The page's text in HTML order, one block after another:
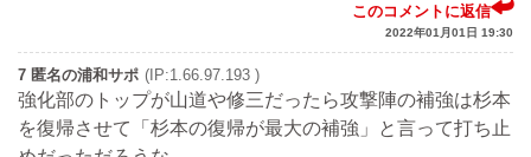
このコメントに返信
2022年01月01日 19:30
7 匿名の浦和サポ (IP:1.66.97.193 )
強化部のトップが山道や修三だったら攻撃陣の補強は杉本
を復帰させて「杉本の復帰が最大の補強」と言って打ち止